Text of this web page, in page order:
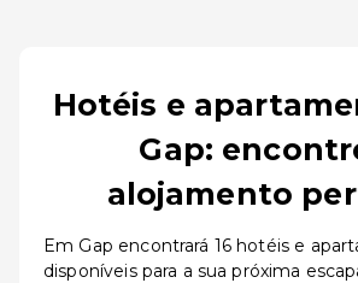
Hotéis e
Gap:
alojamento
Em Gap encontrará 16 hotéis e
disponíveis para a sua próxima